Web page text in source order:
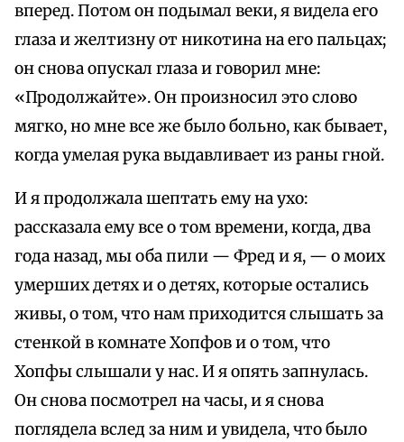
вперед. Потом он подымал веки, я видела его
глаза и желтизну от никотина на его пальцах;
он снова опускал глаза и говорил мне:
«Продолжайте». Он произносил это слово
мягко, но мне все же было больно, как бывает,
когда умелая рука выдавливает из раны гной.
И я продолжала шептать ему на ухо:
рассказала ему все о том времени, когда, два
года назад, мы оба пили — Фред и я, — о моих
умерших детях и о детях, которые остались
живы, о том, что нам приходится слышать за
стенкой в комнате Хопфов и о том, что
Хопфы слышали у нас. И я опять запнулась.
Он снова посмотрел на часы, и я снова
поглядела вслед за ним и увидела, что было